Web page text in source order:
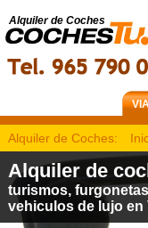
Alquiler de Coches
Alquiler de Coches:
Alquiler de
turismos,
vehiculos de lujo en